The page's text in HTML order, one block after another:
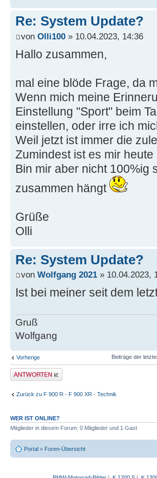
Re: System Update?
von Olli100 » 10.04.2023, 14:36
Hallo zusammen,
mal eine blöde Frage, da
Wenn mich meine
Einstellung "Sport" beim
einstellen, oder irre ich
Weil jetzt ist immer die
Zumindest ist es mir
Bin mir aber nicht 100%ig
zusammen hängt
Grüße
Olli
Re: System Update?
von Wolfgang 2021 » 10.04.2023,
Ist bei meiner seit dem
Gruß
Wolfgang
Vorherige Beiträge der
Antwort schreiben
Zurück zu F 900 R - F 900 XR - Technik
WER IST ONLINE?
Mitglieder in diesem Forum: 0 Mitglieder und 1 Gast
Portal » Foren-Übersicht